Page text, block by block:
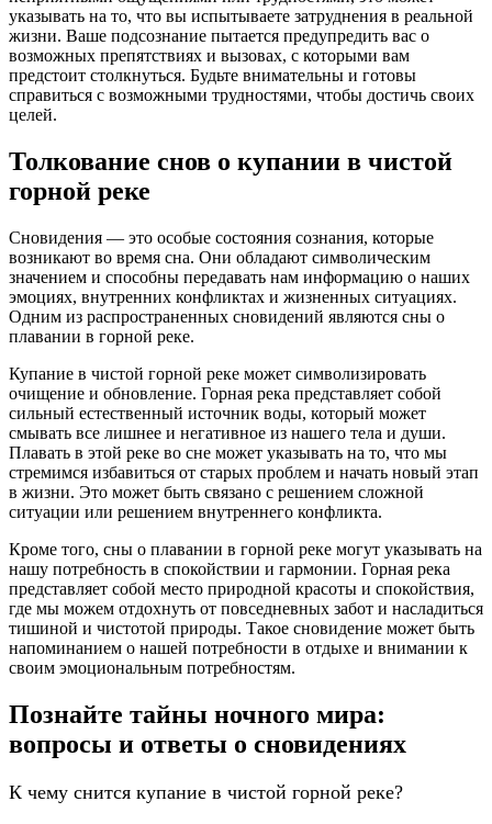
указывать на то, что вы испытываете затруднения в реальной
жизни. Ваше подсознание пытается предупредить вас о
возможных препятствиях и вызовах, с которыми вам
предстоит столкнуться. Будьте внимательны и готовы
справиться с возможными трудностями, чтобы достичь своих
целей.
Толкование снов о купании в чистой
горной реке
Сновидения — это особые состояния сознания, которые
возникают во время сна. Они обладают символическим
значением и способны передавать нам информацию о наших
эмоциях, внутренних конфликтах и жизненных ситуациях.
Одним из распространенных сновидений являются сны о
плавании в горной реке.
Купание в чистой горной реке может символизировать
очищение и обновление. Горная река представляет собой
сильный естественный источник воды, который может
смывать все лишнее и негативное из нашего тела и души.
Плавать в этой реке во сне может указывать на то, что мы
стремимся избавиться от старых проблем и начать новый этап
в жизни. Это может быть связано с решением сложной
ситуации или решением внутреннего конфликта.
Кроме того, сны о плавании в горной реке могут указывать на
нашу потребность в спокойствии и гармонии. Горная река
представляет собой место природной красоты и спокойствия,
где мы можем отдохнуть от повседневных забот и насладиться
тишиной и чистотой природы. Такое сновидение может быть
напоминанием о нашей потребности в отдыхе и внимании к
своим эмоциональным потребностям.
Познайте тайны ночного мира:
вопросы и ответы о сновидениях
К чему снится купание в чистой горной реке?